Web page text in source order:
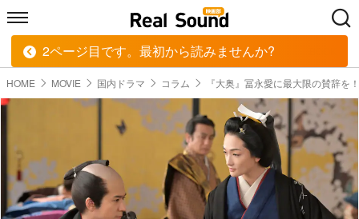
HOME MUSIC MOVIE TECH
HOME MOVIE 国内ドラマ コラム 『大奥』冨永愛に最大限の賛辞を！
2ページ目です。最初から読みませんか?